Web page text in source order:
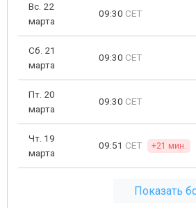
Вс. 22
марта
09:30 CET
Сб. 21
марта
09:30 CET
Пт. 20
марта
09:30 CET
Чт. 19
марта
09:51 CET +21 мин.
Показать